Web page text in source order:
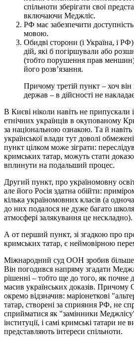
спільноти зберігати свої
включаючи Меджліс.
РФ має забезпечити
мовою.
Обидві сторони (і Україна, і
дій, які б погіршували або
(тобто порушення прав
його розв’язання.
Причому третій пункт – хоч
держав – в дійсності не
В Києві ніколи навіть не припускали
етнічних українців в окупованому
за національною ознакою. Та й
української влади тут доволі
пункт цілком може зіграти:
кримських татар, можуть стати
вплинути на подальший процес.
Другий пункт, про україномовну
але його Росія здатна обійти:
кілька україномовних класів (а
до них подалося не дуже багато
атмосфері залякування це нескладно).
А от перший пункт, зі згадкою про
кримських татар, є неймовірною
Міжнародний суд ООН зробив
Він погодився напряму згадати
рішенні – тобто ще до того, як почне
масив українських доказів. Причому
окремо відзначив: маріонеткові
татар, створені за сприяння РФ, не
сприйматися як "замінники
інституції, і самі кримські татари
представляють інтереси спільноти.